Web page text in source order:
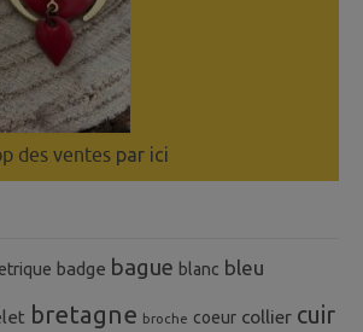
des ventes par ici
badge bague blanc bleu
bretagne broche coeur collier cuir